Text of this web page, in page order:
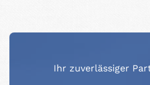
Ihr zuverlässiger